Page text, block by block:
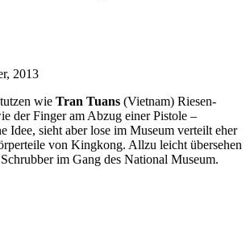
2013
wie Tran Tuans (Vietnam) Riesen-
der Finger am Abzug einer Pistole –
Idee, sieht aber lose im Museum verteilt eher
von Kingkong. Allzu leicht übersehen
im Gang des National Museum.